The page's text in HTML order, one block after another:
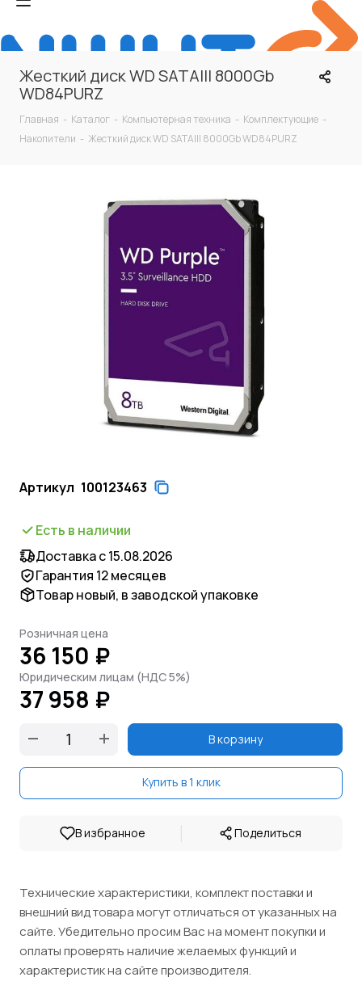
Жесткий диск WD SATAIII 8000Gb
WD84PURZ
Главная - Каталог - Компьютерная техника - Комплектующие -
Накопители - Жесткий диск WD SATAIII 8000Gb WD84PURZ
Артикул 100123463
Есть в наличии
Доставка с 15.08.2026
Гарантия 12 месяцев
Товар новый, в заводской упаковке
Розничная цена
36 150 ₽
Юридическим лицам (НДС 5%)
37 958 ₽
В корзину
Купить в 1 клик
В избранное | Поделиться
Технические характеристики, комплект поставки и
внешний вид товара могут отличаться от указанных на
сайте. Убедительно просим Вас на момент покупки и
оплаты проверять наличие желаемых функций и
характеристик на сайте производителя.